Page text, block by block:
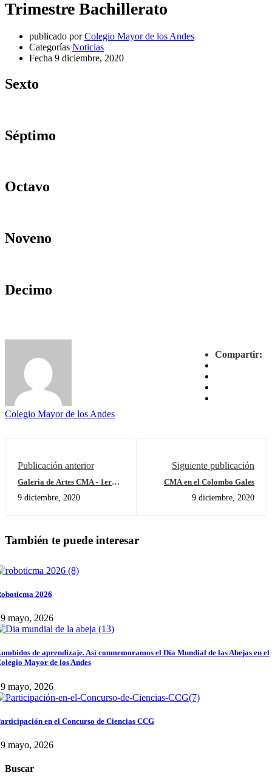
Trimestre Bachillerato
publicado por Colegio Mayor de los Andes
Categorías Noticias
Fecha 9 diciembre, 2020
Sexto
Séptimo
Octavo
Noveno
Decimo
Compartir:
Colegio Mayor de los Andes
Publicación anterior
Galeria de Artes CMA - 1er
9 diciembre, 2020
Siguiente publicación
CMA en el Colombo Gales
9 diciembre, 2020
También te puede interesar
2026
mayo, 2026
de aprendizaje. Así conmemoramos el Día Mundial de las Abejas en el
Mayor de los Andes
mayo, 2026
en el Concurso de Ciencias CCG
mayo, 2026
Buscar